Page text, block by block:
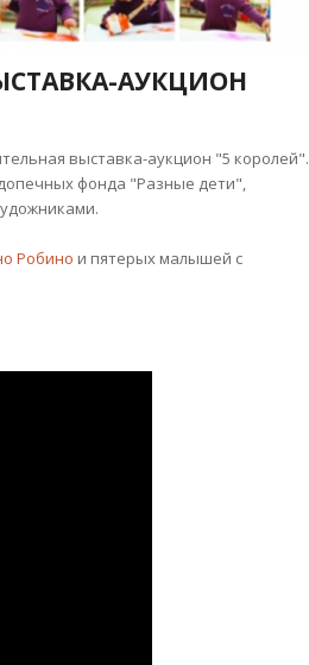
АУКЦИОН
выставка-аукцион "5 королей".
фонда "Разные дети",
Робино и пятерых малышей с